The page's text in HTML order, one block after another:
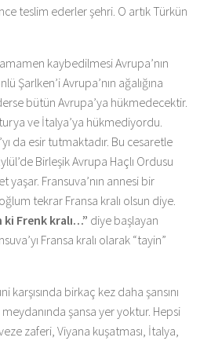
teslim ederler şehri. O artık Türkün
kaybedilmesi Avrupa’nın
Şarlken’i Avrupa’nın ağalığına
bütün Avrupa’ya hükmedecektir.
ve İtalya’ya hükmediyordu.
da esir tutmaktadır. Bu cesaretle
Birleşik Avrupa Haçlı Ordusu
yaşar. Fransuva’nın annesi bir
tekrar Fransa kralı olsun diye.
ki Frenk kralı…” diye başlayan
Fransa kralı olarak “tayin”
karşısında birkaç kez daha şansını
şansa yer yoktur. Hepsi
zaferi, Viyana kuşatması, İtalya,